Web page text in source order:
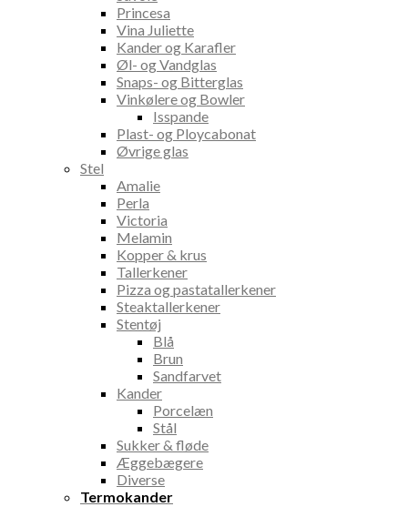
Princesa
Vina Juliette
Kander og Karafler
Øl- og Vandglas
Snaps- og Bitterglas
Vinkølere og Bowler
Isspande
Plast- og Ploycabonat
Øvrige glas
Stel
Amalie
Perla
Victoria
Melamin
Kopper & krus
Tallerkener
Pizza og pastatallerkener
Steaktallerkener
Stentøj
Blå
Brun
Sandfarvet
Kander
Porcelæn
Stål
Sukker & fløde
Æggebægere
Diverse
Termokander